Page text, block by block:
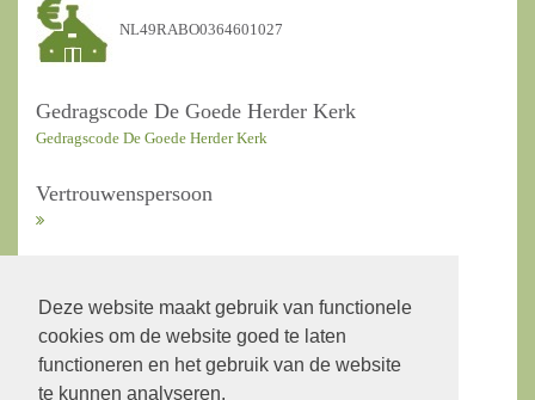
Deze website maakt gebruik van functionele
cookies om de website goed te laten
functioneren en het gebruik van de website
te kunnen analyseren.
NL49RABO0364601027
Gedragscode De Goede Herder Kerk
Gedragscode De Goede Herder Kerk
Vertrouwenspersoon
ANBI Diaconie